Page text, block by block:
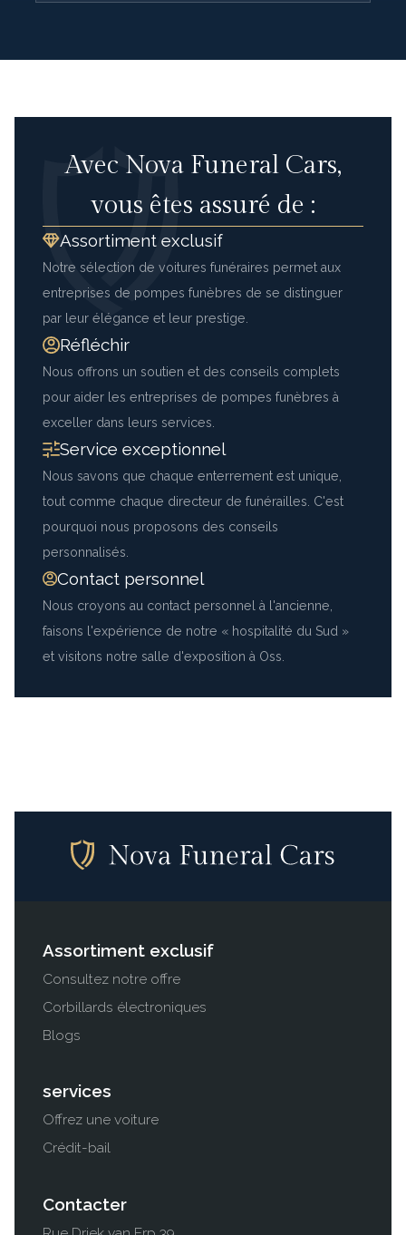
Avec Nova Funeral Cars,
vous êtes assuré de :
Assortiment exclusif
Notre sélection de voitures funéraires permet aux
entreprises de pompes funèbres de se distinguer
par leur élégance et leur prestige.
Réfléchir
Nous offrons un soutien et des conseils complets
pour aider les entreprises de pompes funèbres à
exceller dans leurs services.
Service exceptionnel
Nous savons que chaque enterrement est unique,
tout comme chaque directeur de funérailles. C'est
pourquoi nous proposons des conseils
personnalisés.
Contact personnel
Nous croyons au contact personnel à l'ancienne,
faisons l'expérience de notre « hospitalité du Sud »
et visitons notre salle d'exposition à Oss.
Assortiment exclusif
Consultez notre offre
Corbillards électroniques
Blogs
services
Offrez une voiture
Crédit-bail
Contacter